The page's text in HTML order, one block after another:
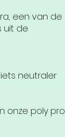
een van de
uit de
neutraler
onze poly pro